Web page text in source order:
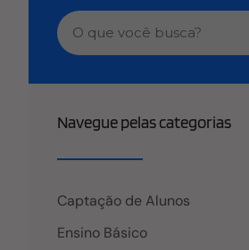
regularidade dos seus envios?
proposta da sua campanha e do
público-alvo. Um e-mail
a isso se quiser ter sucesso e
os seus objetivos. Então leve em
ao longo do tempo ou se prefere
Então para saber
Navegue pelas categorias
Captação de Alunos
Ensino Básico